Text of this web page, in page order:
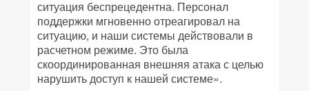
ситуация беспрецедентна. Персонал
поддержки мгновенно отреагировал на
ситуацию, и наши системы действовали в
расчетном режиме. Это была
скоординированная внешняя атака с целью
нарушить доступ к нашей системе».